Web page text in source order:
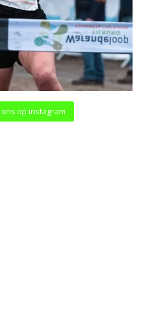
ons op instagram